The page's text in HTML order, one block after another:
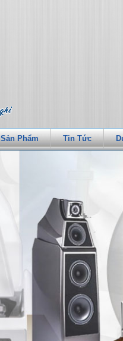
Sản Phẩm Tin Tức